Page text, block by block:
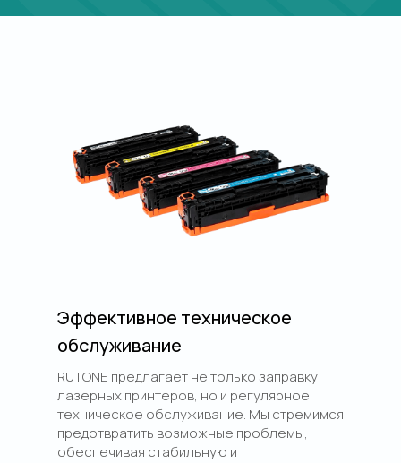
Эффективное техническое
обслуживание
RUTONE предлагает не только заправку
лазерных принтеров, но и регулярное
техническое обслуживание. Мы стремимся
предотвратить возможные проблемы,
обеспечивая стабильную и